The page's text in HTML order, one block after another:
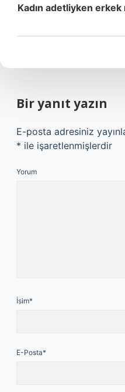
Kadın adetliyken erkek
Bir yanıt yazın
E-posta adresiniz
* ile işaretlenmişlerdir
Yorum
İsim*
E-Posta*